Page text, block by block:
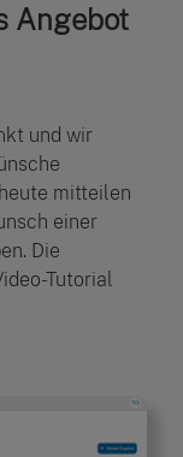
Angebot
und wir
mitteilen
einer
Die
Tutorial